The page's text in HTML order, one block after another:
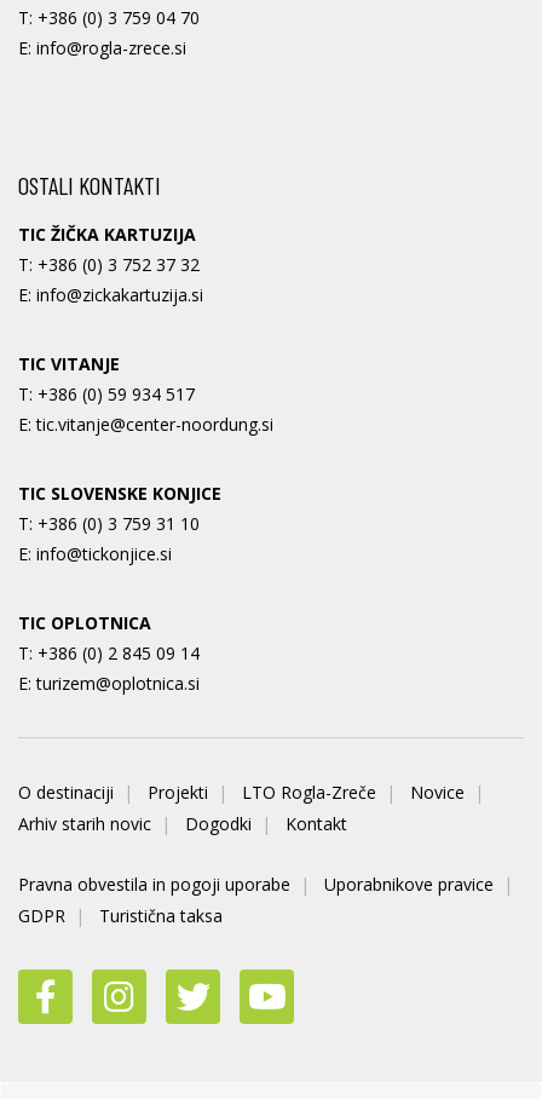
T: +386 (0) 3 759 04 70
E: info@rogla-zrece.si
OSTALI KONTAKTI
TIC ŽIČKA KARTUZIJA
T: +386 (0) 3 752 37 32
E: info@zickakartuzija.si
TIC VITANJE
T: +386 (0) 59 934 517
E:tic.vitanje@center-noordung.si
TIC SLOVENSKE KONJICE
T: +386 (0) 3 759 31 10
E: info@tickonjice.si
TIC OPLOTNICA
T: +386 (0) 2 845 09 14
E:turizem@oplotnica.si
O destinaciji Projekti LTO Rogla-Zreče
Novice
Arhiv starih novic
Dogodki Kontakt
Pravna obvestila in pogoji uporabe
Uporabnikove pravice
GDPR
Turistična taksa